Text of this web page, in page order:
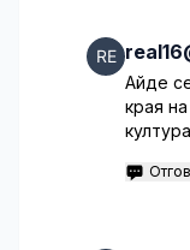
Айде
края